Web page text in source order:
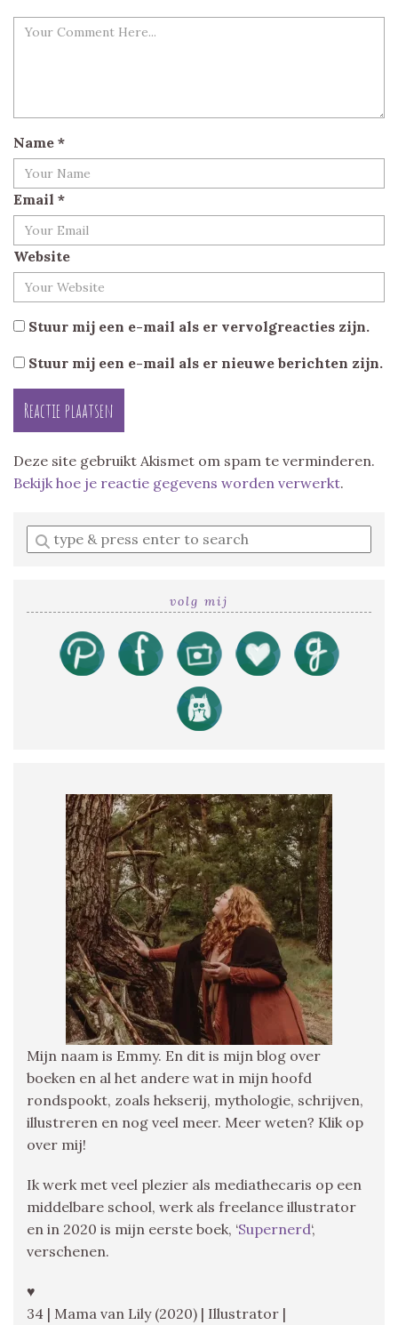
Name *
Email *
Website
Stuur mij een e-mail als er vervolgreacties zijn.
Stuur mij een e-mail als er nieuwe berichten zijn.
Deze site gebruikt Akismet om spam te verminderen.
Bekijk hoe je reactie gegevens worden verwerkt.
Enter
a
volg mij
Mijn naam is Emmy. En dit is mijn blog over
boeken en al het andere wat in mijn hoofd
rondspookt, zoals hekserij, mythologie, schrijven,
illustreren en nog veel meer. Meer weten? Klik op
over mij!
Ik werk met veel plezier als mediathecaris op een
middelbare school, werk als freelance illustrator
en in 2020 is mijn eerste boek, ‘Supernerd‘,
verschenen.
♥
34 | Mama van Lily (2020) | Illustrator |